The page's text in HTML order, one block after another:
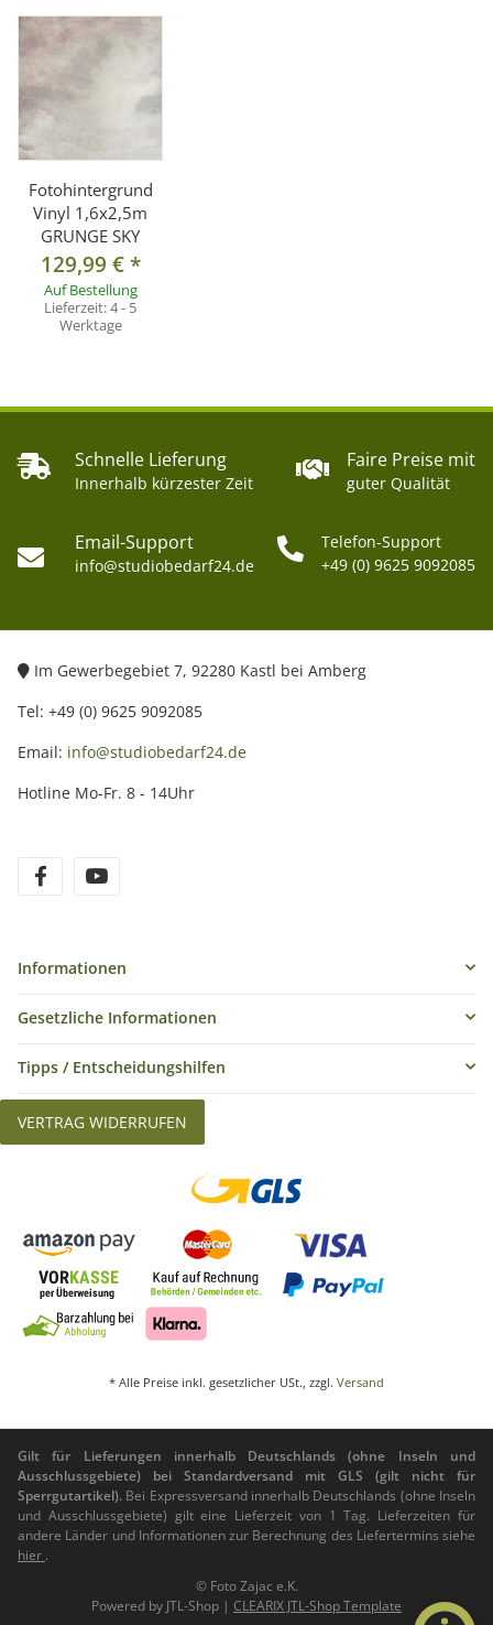
Fotohintergrund
Vinyl 1,6x2,5m
GRUNGE SKY
129,99 €*
Auf Bestellung
Lieferzeit:4 - 5
Werktage
Schnelle Lieferung
Innerhalb kürzester Zeit
Faire Preise mit
guter Qualität
Email-Support
info@studiobedarf24.de
Telefon-Support
+49 (0) 9625 9092085
Im Gewerbegebiet 7, 92280 Kastl bei Amberg
Tel: +49 (0) 9625 9092085
Email: info@studiobedarf24.de
Hotline Mo-Fr. 8 - 14Uhr
Informationen
Gesetzliche Informationen
Tipps / Entscheidungshilfen
VERTRAG WIDERRUFEN
* Alle Preise inkl. gesetzlicher USt., zzgl. Versand
Gilt für Lieferungen innerhalb Deutschlands (ohne Inseln und
Ausschlussgebiete) bei Standardversand mit GLS (gilt nicht für
Sperrgutartikel). Bei Expressversand innerhalb Deutschlands (ohne Inseln
und Ausschlussgebiete) gilt eine Lieferzeit von 1 Tag. Lieferzeiten für
andere Länder und Informationen zur Berechnung des Liefertermins siehe
hier .
© Foto Zajac e.K.
Powered by JTL-Shop | CLEARIX JTL-Shop Template